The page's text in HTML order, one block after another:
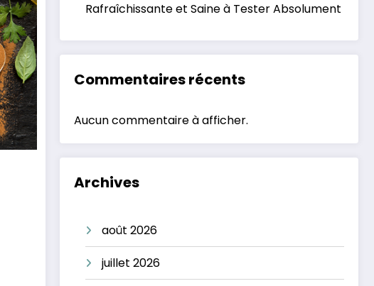
Rafraîchissante et Saine à Tester Absolument
Commentaires récents
Aucun commentaire à afficher.
Archives
août 2026
juillet 2026